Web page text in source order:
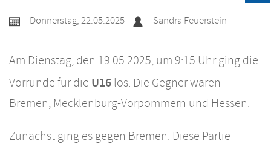
Donnerstag, 22.05.2025 Sandra Feuerstein
Am Dienstag, den 19.05.2025, um 9:15 Uhr ging die
Vorrunde für die U16los. Die Gegner waren
Bremen, Mecklenburg-Vorpommern und Hessen.
Zunächst ging es gegen Bremen. Diese Partie